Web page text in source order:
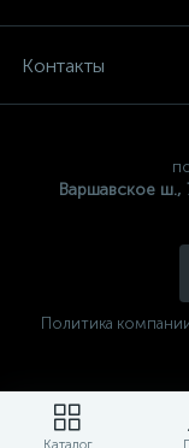
Контакты
Варшавское ш.,
Политика